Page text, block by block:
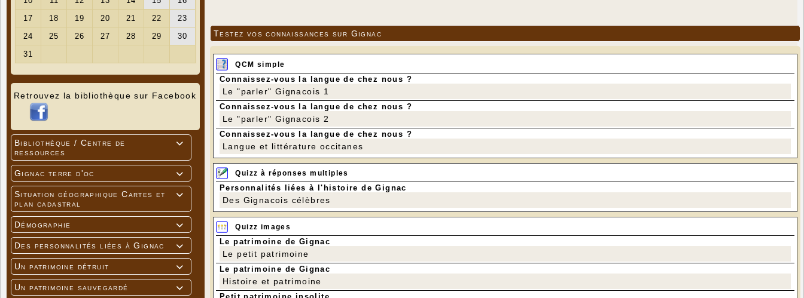
Retrouvez la bibliothèque sur Facebook

Bibliothèque / Centre de
ressources

Gignac terre d'oc

Situation géographique Cartes et
plan cadastral

Démographie

Des personnalités liées à Gignac

Un patrimoine détruit

Un patrimoine sauvegardé
Testez vos connaissances sur Gignac
QCM simple
Connaissez-vous la langue de chez nous ?
Le "parler" Gignacois 1
Connaissez-vous la langue de chez nous ?
Le "parler" Gignacois 2
Connaissez-vous la langue de chez nous ?
Langue et littérature occitanes
Quizz à réponses multiples
Personnalités liées à l'histoire de Gignac
Des Gignacois célèbres
Quizz images
Le patrimoine de Gignac
Le petit patrimoine
Le patrimoine de Gignac
Histoire et patrimoine